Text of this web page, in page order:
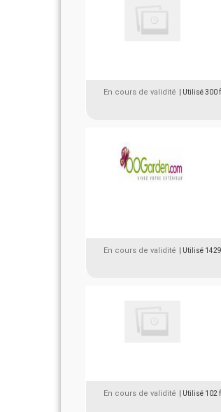
En cours de validité | Utilisé 300
En cours de validité | Utilisé
En cours de validité | Utilisé 102